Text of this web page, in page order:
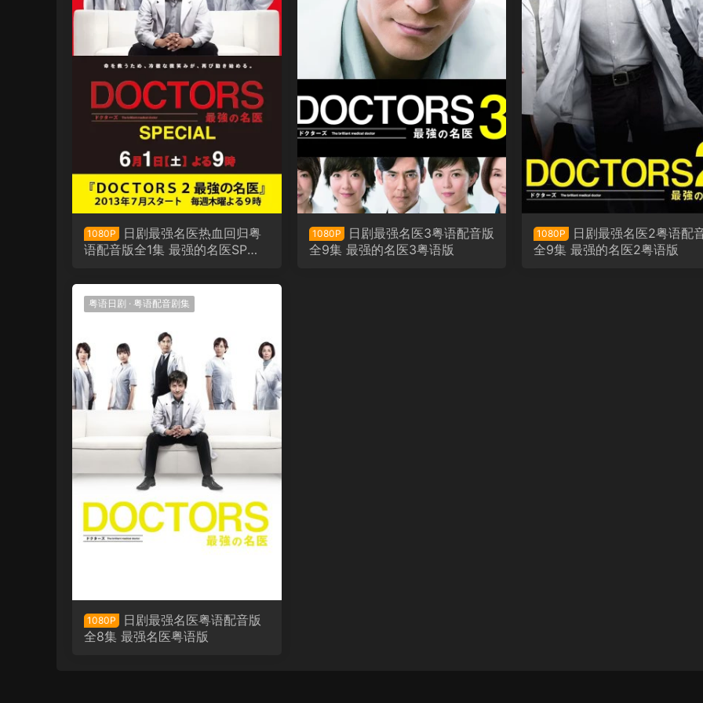
1080P
日剧最强名医热血回归粤
语配音版全1集 最强的名医SP粤
1080P
日剧最强名医3粤语配音版
全9集 最强的名医3粤语版
1080P
日剧最强名医2粤语配
全9集 最强的名医2粤语版
粤语日剧 · 粤语配音剧集
1080P
日剧最强名医粤语配音版
全8集 最强名医粤语版